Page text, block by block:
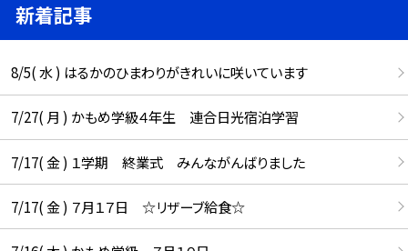
新着記事
8/5( 水 ) はるかのひまわりがきれいに咲いています
7/27( 月 ) かもめ学級４年生 連合日光宿泊学習
7/17( 金 ) １学期 終業式 みんながんばりました
7/17( 金 ) ７月１７日 ☆リザーブ給食☆